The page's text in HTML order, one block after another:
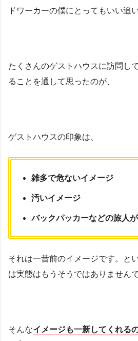
ドワーカーの僕にとってもいい追
たくさんのゲストハウスに訪問し
ることを通して思ったのが、
ゲストハウスの印象は、
雑多で危ないイメージ
汚いイメージ
バックパッカーなどの旅人
それは一昔前のイメージです。と
は実態はもうそうではありませんで
そんなイメージも一新してくれる